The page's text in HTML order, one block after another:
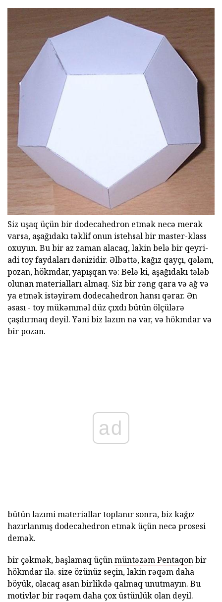
Siz uşaq üçün bir dodecahedron etmək necə merak
varsa, aşağıdakı təklif onun istehsal bir master-klass
oxuyun. Bu bir az zaman alacaq, lakin belə bir qeyri-
adi toy faydaları dənizidir. Əlbəttə, kağız qayçı, qələm,
pozan, hökmdar, yapışqan və: Belə ki, aşağıdakı tələb
olunan materialları almaq. Siz bir rəng qara və ağ və
ya etmək istəyirəm dodecahedron hansı qərar. Ən
əsası - toy mükəmməl düz çıxdı bütün ölçülərə
çaşdırmaq deyil. Yəni biz lazım nə var, və hökmdar və
bir pozan.
ad
bütün lazımi materiallar toplanır sonra, biz kağız
hazırlanmış dodecahedron etmək üçün necə prosesi
demək.
bir çəkmək, başlamaq üçünmüntəzəm Pentaqonbir
hökmdar ilə. size özünüz seçin, lakin rəqəm daha
böyük, olacaq asan birlikdə qalmaq unutmayın. Bu
motivlər bir rəqəm daha çox üstünlük olan deyil.